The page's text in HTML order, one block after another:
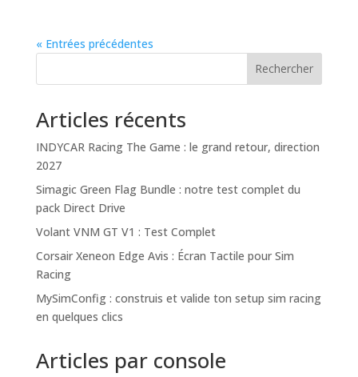
« Entrées précédentes
Rechercher
Articles récents
INDYCAR Racing The Game : le grand retour, direction
2027
Simagic Green Flag Bundle : notre test complet du
pack Direct Drive
Volant VNM GT V1 : Test Complet
Corsair Xeneon Edge Avis : Écran Tactile pour Sim
Racing
MySimConfig : construis et valide ton setup sim racing
en quelques clics
Articles par console